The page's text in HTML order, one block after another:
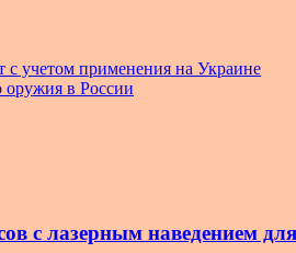
учетом применения на Украине
оружия в России
с лазерным наведением